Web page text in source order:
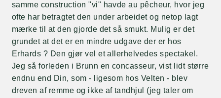
samme construction "vi" havde au pêcheur, hvor jeg
ofte har betragtet den under arbeidet og netop lagt
mærke til at den gjorde det så smukt. Mulig er det
grundet at det er en mindre udgave der er hos
Erhards ? Den gjør vel et allerhelvedes spectakel.
Jeg så forleden i Brunn en concasseur, vist lidt større
endnu end Din, som - ligesom hos Velten - blev
dreven af remme og ikke af tandhjul (jeg taler om